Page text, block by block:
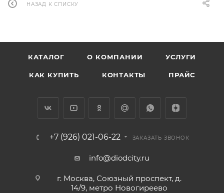
НАЗАД К СПИСКУ
КАТАЛОГ О КОМПАНИИ УСЛУГИ
КАК КУПИТЬ КОНТАКТЫ ПРАЙС
+7 (926) 021-06-22 ЗАКАЗАТЬ ЗВОНОК
info@diodcity.ru
г. Москва, Союзный проспект, д.
14/9, метро Новогиреево